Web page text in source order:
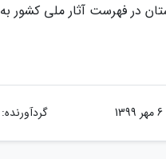
6 مهر 1399